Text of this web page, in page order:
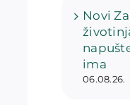
Novi
ima
06.08.26.